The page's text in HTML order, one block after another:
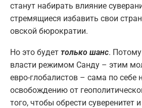
станут набирать влияние
стремящиеся избавить свои
овской бюрократии.
Но это будет только шанс.
власти режимом Санду – этим
евро-глобалистов – сама по себе
освобождению от
того, чтобы обрести суверенитет